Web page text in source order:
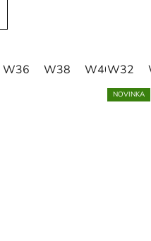
W48 W50 W52
W36 W38 W40W32
NOVINKA